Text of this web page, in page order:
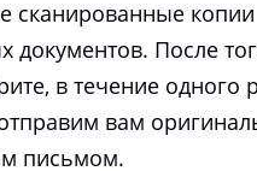
сканированные копии
документов. После
в течение одного
вам
письмом.